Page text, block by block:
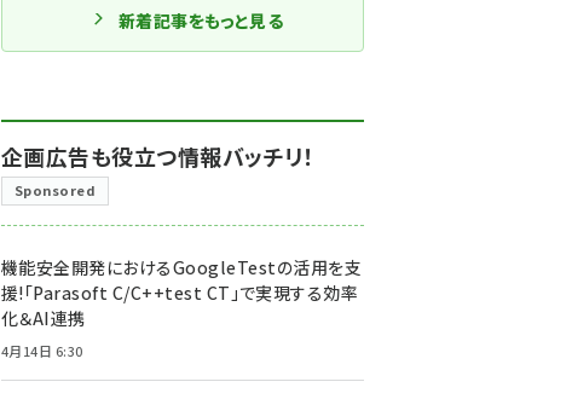
新着記事をもっと見る
企画広告も役立つ情報バッチリ！
Sponsored
機能安全開発におけるGoogleTestの活用を支
援!「Parasoft C/C++test CT」で実現する効率
化＆AI連携
4月14日 6:30